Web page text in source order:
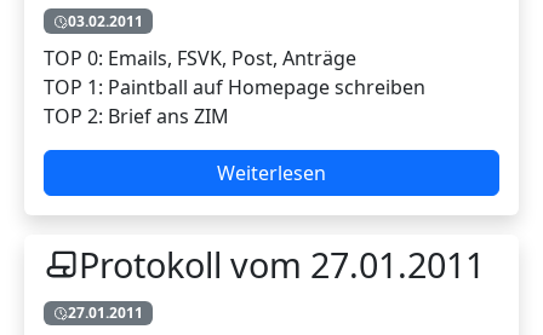
03.02.2011
TOP 0: Emails, FSVK, Post, Anträge
TOP 1: Paintball auf Homepage schreiben
TOP 2: Brief ans ZIM
Weiterlesen
Protokoll vom 27.01.2011
27.01.2011